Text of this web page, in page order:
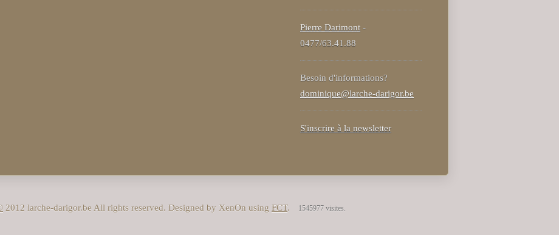
Pierre Darimont -
0477/63.41.88
Besoin d'informations?
dominique@larche-darigor.be
S'inscrire à la newsletter
2012 larche-darigor.be All rights reserved. Designed by XenOn using FCT. 1545977 visites.